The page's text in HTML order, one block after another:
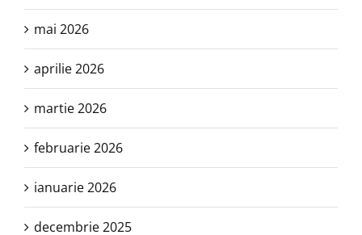
mai 2026
aprilie 2026
martie 2026
februarie 2026
ianuarie 2026
decembrie 2025